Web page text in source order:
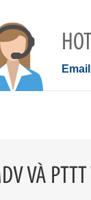
VÀ